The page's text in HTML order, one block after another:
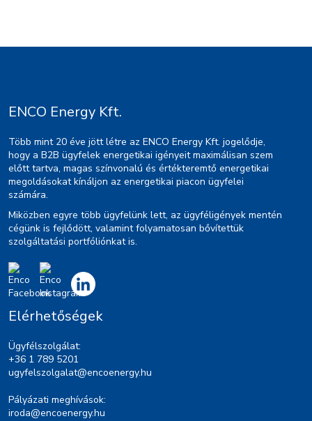
ENCO Energy Kft.
Több mint 20 éve jött létre az ENCO Energy Kft. jogelődje,
hogy a B2B ügyfelek energetikai igényeit maximálisan szem
előtt tartva, magas színvonalú és értékteremtő energetikai
megoldásokat kínáljon az energetikai piacon ügyfelei
számára.
Miközben egyre több ügyfelünk lett, az ügyféligények mentén
cégünk is fejlődött, valamint folyamatosan bővítettük
szolgáltatási portfóliónkat is.
Elérhetőségek
Ügyfélszolgálat:
+36 1 789 5201
ugyfelszolgalat@encoenergy.hu
Pályázati meghívások:
iroda@encoenergy.hu